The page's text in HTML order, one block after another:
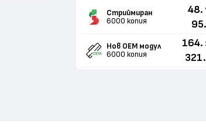
Стриймиран
6000 копия
48.
95.
Нов ОЕМ модул
6000 копия
164.
321.